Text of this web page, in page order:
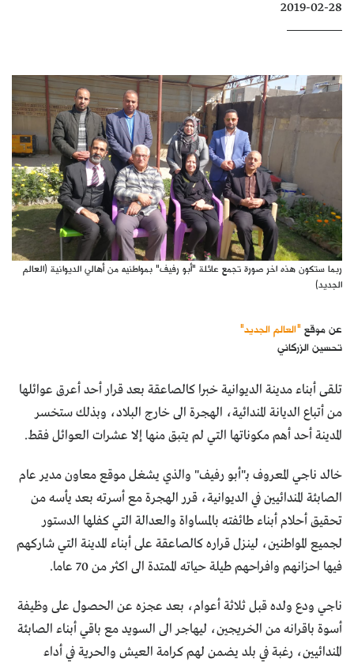
2019-02-28
ربما ستكون هذه اخر صورة تجمع عائلة "أبو رفيف" بمواطنيه من أهالي الديوانية (العالم
الجديد)
عن موقع "العالم الجديد"
تحسين الزركاني
تلقى أبناء مدينة الديوانية خبرا كالصاعقة بعد قرار أحد أعرق عوائلها
من أتباع الديانة المندائية، الهجرة الى خارج البلاد، وبذلك ستخسر
المدينة أحد أهم مكوناتها التي لم يتبق منها إلا عشرات العوائل فقط.
خالد ناجي المعروف بـ"أبو رفيف" والذي يشغل موقع معاون مدير عام
الصابئة المندائيين في الديوانية، قرر الهجرة مع أسرته بعد يأسه من
تحقيق أحلام أبناء طائفته بالمساواة والعدالة التي كفلها الدستور
لجميع المواطنين، لينزل قراره كالصاعقة على أبناء المدينة التي شاركهم
فيها احزانهم وافراحهم طيلة حياته الممتدة الى اكثر من 70 عاما.
ناجي ودع ولده قبل ثلاثة أعوام، بعد عجزه عن الحصول على وظيفة
أسوة باقرانه من الخريجين، ليهاجر الى السويد مع باقي أبناء الصابئة
المندائيين، رغبة في بلد يضمن لهم كرامة العيش والحرية في أداء